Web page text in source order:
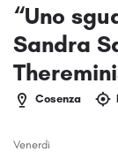
“Uno
Sandra
Cosenza
Venerdi